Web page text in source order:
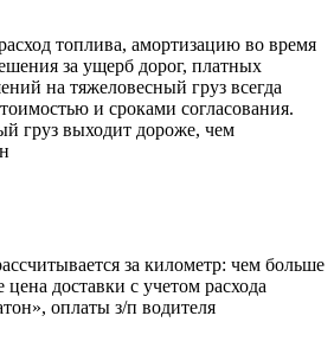
топлива, амортизацию во время
за ущерб дорог, платных
на тяжеловесный груз всегда
и сроками согласования.
груз выходит дороже, чем
за километр: чем больше
доставки с учетом расхода
оплаты з/п водителя